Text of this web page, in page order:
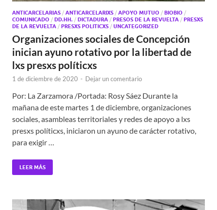
ANTICARCELARIAS / ANTICARCELARIXS / APOYO MUTUO / BIOBIO /
COMUNICADO / DD.HH. / DICTADURA / PRESOS DE LA REVUELTA / PRESXS
DE LA REVUELTA / PRESXS POLITICXS / UNCATEGORIZED
Organizaciones sociales de Concepción
inician ayuno rotativo por la libertad de
lxs presxs políticxs
1 de diciembre de 2020 - Dejar un comentario
Por: La Zarzamora /Portada: Rosy Sáez Durante la
mañana de este martes 1 de diciembre, organizaciones
sociales, asambleas territoriales y redes de apoyo a lxs
presxs políticxs, iniciaron un ayuno de carácter rotativo,
para exigir …
LEER MÁS